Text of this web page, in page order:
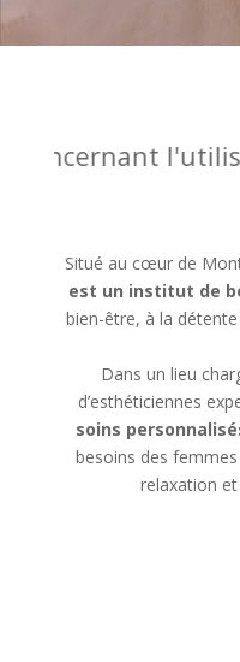
de notre
Situé au cœur de
est un institut de
bien-être, à la
Dans un lieu
d’esthéticiennes
soins
besoins des
relaxation